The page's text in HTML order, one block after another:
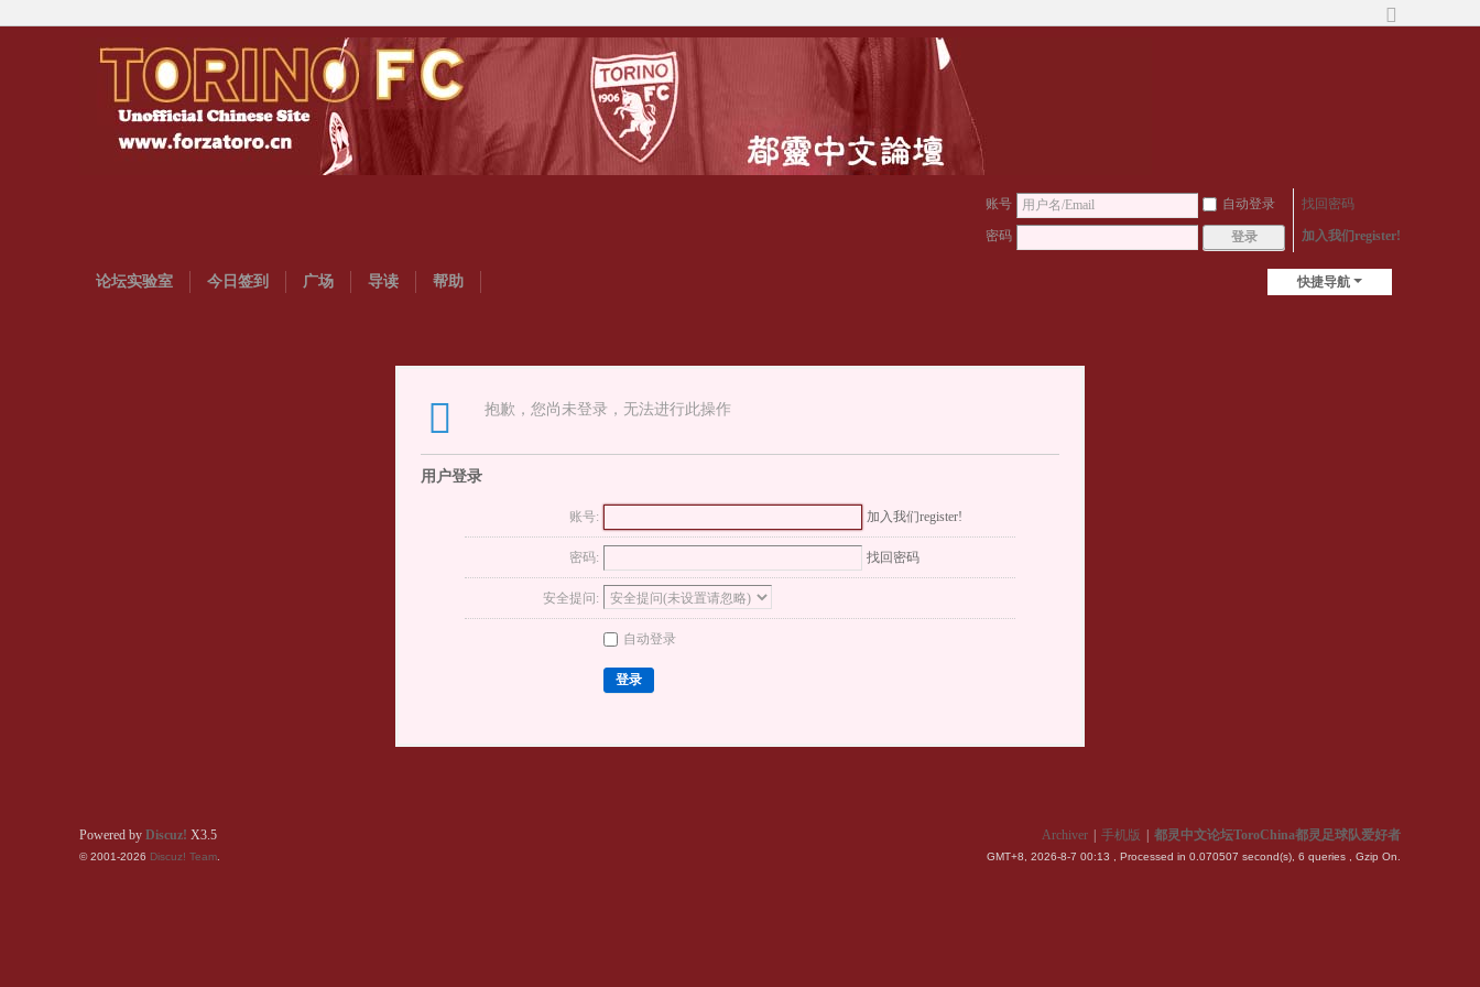
账号 自动登录 找回密码
密码 登录 加入我们register!
快捷导航
论坛实验室 今日签到 广场 导读 帮助
抱歉，您尚未登录，无法进行此操作
用户登录
账号: 加入我们register!
密码: 找回密码
安全提问:
自动登录
登录
Archiver 手机版 都灵中文论坛ToroChina都灵足球队爱好者
GMT+8, 2026-8-7 00:13 , Processed in 0.070507 second(s), 6 queries , Gzip On.
Powered by Discuz! X3.5
© 2001-2026 Discuz! Team